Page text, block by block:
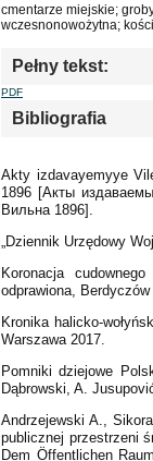
cmentarze miejskie;
wczesnonowożytna;
Pełny tekst:
PDF
Bibliografia
Akty izdavayemyye
1896 [Акты
Вильна 1896].
„Dziennik Urzędowy
Koronacja
odprawiona, Berdyczów
Kronika halicko-
Warszawa 2017.
Pomniki dziejowe
Dąbrowski, A.
Andrzejewski A.,
publicznej przestrzeni
Dem Öffentlichen